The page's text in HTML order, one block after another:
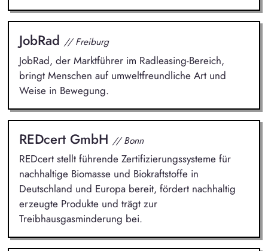
JobRad // Freiburg
JobRad, der Marktführer im Radleasing-Bereich,
bringt Menschen auf umweltfreundliche Art und
Weise in Bewegung.
REDcert GmbH // Bonn
REDcert stellt führende Zertifizierungssysteme für
nachhaltige Biomasse und Biokraftstoffe in
Deutschland und Europa bereit, fördert nachhaltig
erzeugte Produkte und trägt zur
Treibhausgasminderung bei.